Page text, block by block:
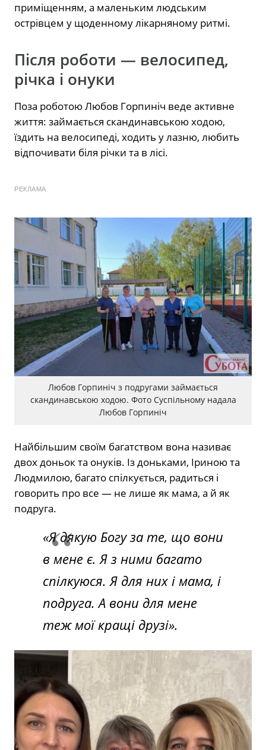
приміщенням, а маленьким людським
острівцем у щоденному лікарняному ритмі.
Після роботи — велосипед,
річка і онуки
Поза роботою Любов Горпиніч веде активне
життя: займається скандинавською ходою,
їздить на велосипеді, ходить у лазню, любить
відпочивати біля річки та в лісі.
РЕКЛАМА
Любов Горпиніч з подругами займається
скандинавською ходою. Фото Суспільному надала
Любов Горпиніч
Найбільшим своїм багатством вона називає
двох доньок та онуків. Із доньками, Іриною та
Людмилою, багато спілкується, радиться і
говорить про все — не лише як мама, а й як
подруга.
«Я дякую Богу за те, що вони
в мене є. Я з ними багато
спілкуюся. Я для них і мама, і
подруга. А вони для мене
теж мої кращі друзі».